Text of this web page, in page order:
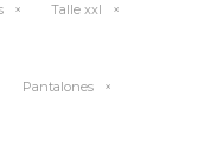
Talle xxl
Pantalones